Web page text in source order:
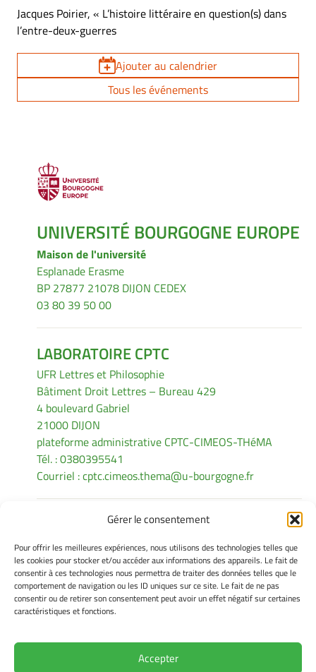
Gérer le consentement
Pour offrir les meilleures expériences, nous utilisons des technologies telles que
les cookies pour stocker et/ou accéder aux informations des appareils. Le fait de
consentir à ces technologies nous permettra de traiter des données telles que le
comportement de navigation ou les ID uniques sur ce site. Le fait de ne pas
consentir ou de retirer son consentement peut avoir un effet négatif sur certaines
caractéristiques et fonctions.
Accepter
Jacques Poirier, « L’histoire littéraire en question(s) dans
l’entre-deux-guerres
Ajouter au calendrier
Tous les événements
UNIVERSITÉ BOURGOGNE EUROPE
Maison de l'université
Esplanade Erasme
BP 27877 21078 DIJON CEDEX
03 80 39 50 00
LABORATOIRE CPTC
UFR Lettres et Philosophie
Bâtiment Droit Lettres – Bureau 429
4 boulevard Gabriel
21000 DIJON
plateforme administrative CPTC-CIMEOS-THéMA
Tél. : 0380395541
Courriel :cptc.cimeos.thema@u-bourgogne.fr
INFORMATIONS LÉGALES
Mentions légales
Gérer mes cookies
Politique de cookies
Déclaration de confidentialité